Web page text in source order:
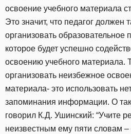
освоение учебного материала
Это значит, что педагог должен
организовать образовательное
которое будет успешно
освоению учебного материала.
организовать неизбежное
материала- это использовать
запоминания информации. О
говорил К.Д. Ушинский: “Учите
неизвестным ему пяти словам –